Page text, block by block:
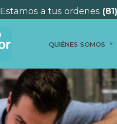
Estamos a tus ordenes
QUIÉNES SOMOS